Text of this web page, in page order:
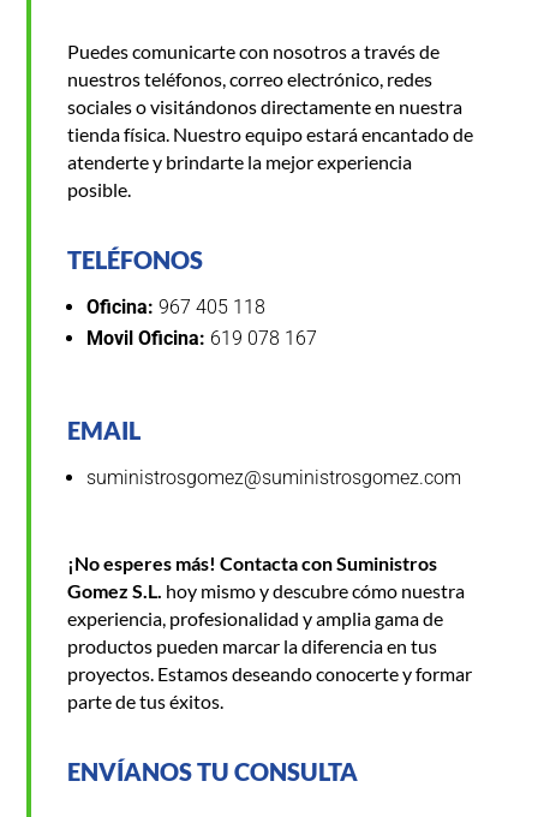
Puedes comunicarte con nosotros a través de
nuestros teléfonos, correo electrónico, redes
sociales o visitándonos directamente en nuestra
tienda física. Nuestro equipo estará encantado de
atenderte y brindarte la mejor experiencia
posible.
TELÉFONOS
Oficina: 967 405 118
Movil Oficina: 619 078 167
EMAIL
suministrosgomez@suministrosgomez.com
¡No esperes más! Contacta con Suministros
Gomez S.L.
hoy mismo y descubre cómo nuestra
experiencia, profesionalidad y amplia gama de
productos pueden marcar la diferencia en tus
proyectos. Estamos deseando conocerte y formar
parte de tus éxitos.
ENVÍANOS TU CONSULTA